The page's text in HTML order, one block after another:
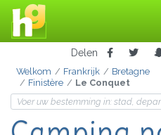
Delen
Welkom Frankrijk
Bretagne
Finistère
Le Conquet